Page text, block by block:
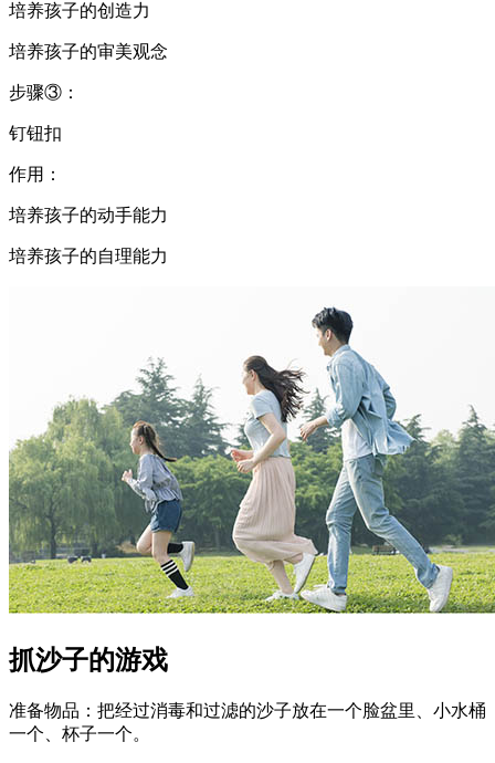
培养孩子的创造力
培养孩子的审美观念
步骤③：
钉钮扣
作用：
培养孩子的动手能力
培养孩子的自理能力
抓沙子的游戏
准备物品：把经过消毒和过滤的沙子放在一个脸盆里、小水桶
一个、杯子一个。